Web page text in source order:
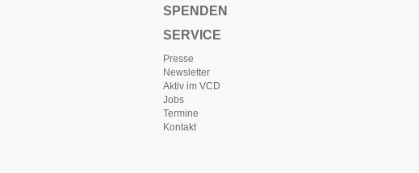
SPENDEN
SERVICE
Presse
Newsletter
Aktiv im VCD
Jobs
Termine
Kontakt